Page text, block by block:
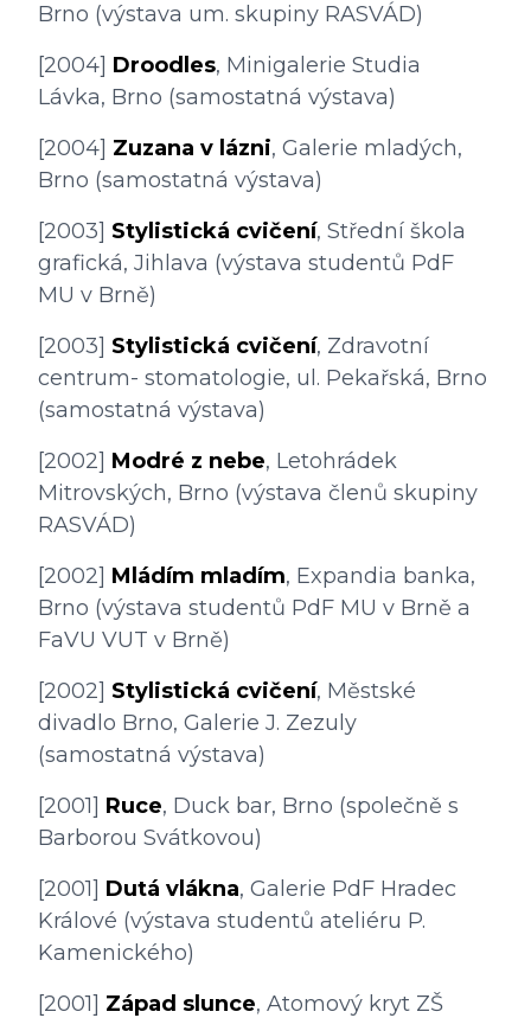
Brno (výstava um. skupiny RASVÁD)
[2004] Droodles, Minigalerie Studia
Lávka, Brno (samostatná výstava)
[2004] Zuzana v lázni, Galerie mladých,
Brno (samostatná výstava)
[2003] Stylistická cvičení, Střední škola
grafická, Jihlava (výstava studentů PdF
MU v Brně)
[2003] Stylistická cvičení, Zdravotní
centrum- stomatologie, ul. Pekařská, Brno
(samostatná výstava)
[2002] Modré z nebe, Letohrádek
Mitrovských, Brno (výstava členů skupiny
RASVÁD)
[2002] Mládím mladím, Expandia banka,
Brno (výstava studentů PdF MU v Brně a
FaVU VUT v Brně)
[2002] Stylistická cvičení, Městské
divadlo Brno, Galerie J. Zezuly
(samostatná výstava)
[2001] Ruce, Duck bar, Brno (společně s
Barborou Svátkovou)
[2001] Dutá vlákna, Galerie PdF Hradec
Králové (výstava studentů ateliéru P.
Kamenického)
[2001] Západ slunce, Atomový kryt ZŠ